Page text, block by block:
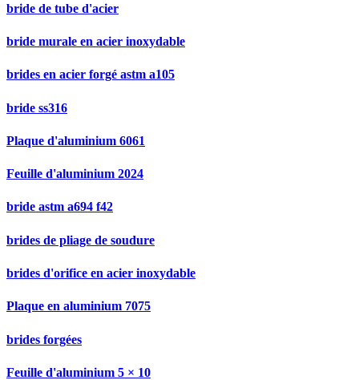
bride de tube d'acier
bride murale en acier inoxydable
brides en acier forgé astm a105
bride ss316
Plaque d'aluminium 6061
Feuille d'aluminium 2024
bride astm a694 f42
brides de pliage de soudure
brides d'orifice en acier inoxydable
Plaque en aluminium 7075
brides forgées
Feuille d'aluminium 5 × 10